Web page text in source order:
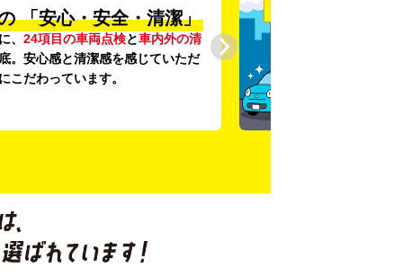
「安心・安全・清潔」
、 24項目の車両点検と車内外の清
。安心感と清潔感を感じていただ
こだわっています。